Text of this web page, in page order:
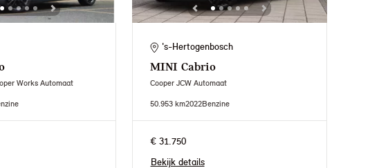
Works Automaat
's-Hertogenbosch
MINI Cabrio
Cooper JCW Automaat
50.953 km2022Benzine
€ 31.750
Bekijk details